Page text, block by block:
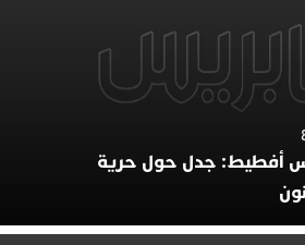
أفطيط: جدل حول حرية